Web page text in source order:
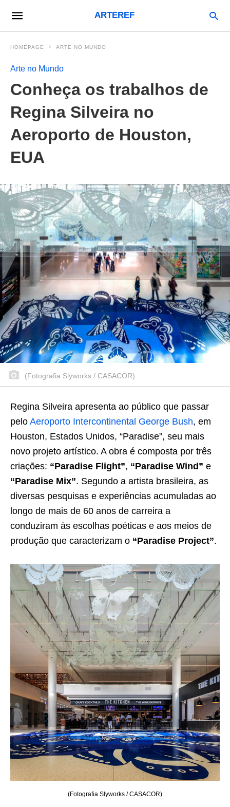
ARTEREF
HOMEPAGE ARTE NO MUNDO
Arte no Mundo
Conheça os trabalhos de
Regina Silveira no
Aeroporto de Houston,
EUA
(Fotografia Slyworks / CASACOR)
Regina Silveira apresenta ao público que passar
pelo Aeroporto Intercontinental George Bush, em
Houston, Estados Unidos, “Paradise”, seu mais
novo projeto artístico. A obra é composta por três
criações: “Paradise Flight”, “Paradise Wind” e
“Paradise Mix”. Segundo a artista brasileira, as
diversas pesquisas e experiências acumuladas ao
longo de mais de 60 anos de carreira a
conduziram às escolhas poéticas e aos meios de
produção que caracterizam o “Paradise Project”.
(Fotografia Slyworks / CASACOR)